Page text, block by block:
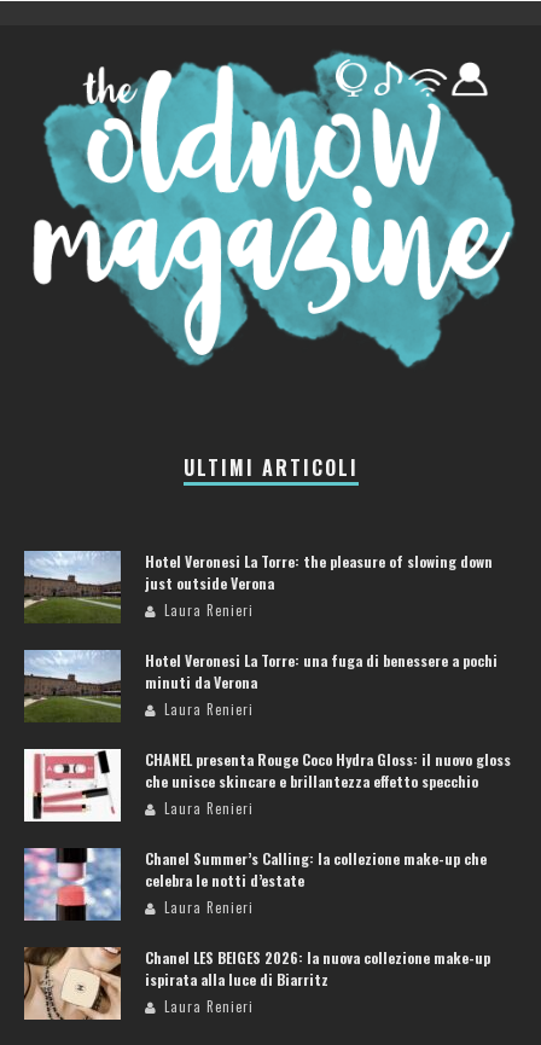
ULTIMI ARTICOLI
Hotel Veronesi La Torre: the pleasure of slowing down
just outside Verona
Laura Renieri
Hotel Veronesi La Torre: una fuga di benessere a pochi
minuti da Verona
Laura Renieri
CHANEL presenta Rouge Coco Hydra Gloss: il nuovo gloss
che unisce skincare e brillantezza effetto specchio
Laura Renieri
Chanel Summer’s Calling: la collezione make-up che
celebra le notti d’estate
Laura Renieri
Chanel LES BEIGES 2026: la nuova collezione make-up
ispirata alla luce di Biarritz
Laura Renieri